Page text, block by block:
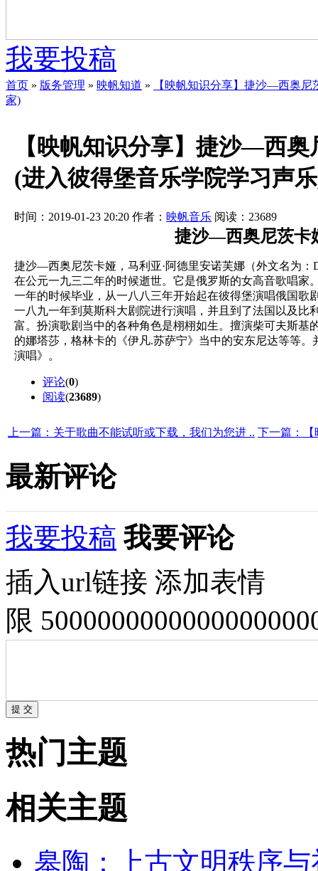
我要投稿
首页 » 版务管理 » 映帆知道 »
【映帆知识分享】捷沙—西奥尼
家)
【映帆知识分享】捷沙—西
(进入彼得堡音乐学院学习声
时间：2019-01-23 20:20 作者： 映帆音乐 阅读： 23689
捷沙—西奥尼茨卡
捷沙—西奥尼茨卡娅，马利亚·阿德里安诺芙娜（外文名为：
在公元一九三二年的时候逝世。它是俄罗斯的女高音歌唱
一年的时候毕业，从一八八三年开始起在彼得堡演唱俄国
一八九一年到莫斯科大剧院进行演唱，并且到了法国以及
富。扮演歌剧当中的各种角色是栩栩如生。擅演柴可夫斯基
的娜塔莎，格林卡的《伊凡.苏萨宁》当中的安东尼达等等
演唱》。
评论(0)
阅读(23689)
上一篇：关于歌曲不能试听或下载，我们为您进 .. 下一篇：【
最新评论
我要投稿 我要评论
插入url链接 添加表情
限
热门主题
相关主题
皋陶：上古文明秩序